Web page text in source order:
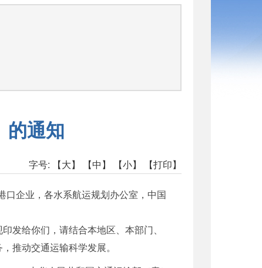
的通知
字号: 【大】 【中】 【小】 【打印】
企业，各水系航运规划办公室，中国
给你们，请结合本地区、本部门、
推动交通运输科学发展。